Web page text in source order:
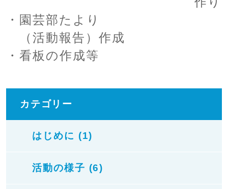
・園芸部たより
（活動報告）作成
・看板の作成等
カテゴリー
はじめに (1)
活動の様子 (6)